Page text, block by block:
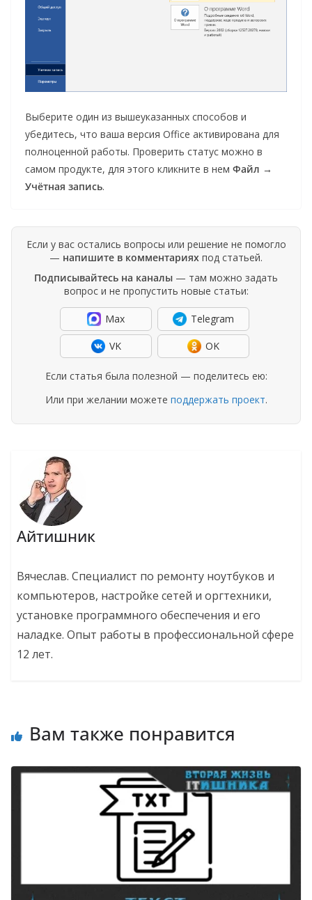
Выберите один из вышеуказанных способов и
убедитесь, что ваша версия Office активирована для
полноценной работы. Проверить статус можно в
самом продукте, для этого кликните в нем Файл →
Учётная запись.
Если у вас остались вопросы или решение не помогло
— напишите в комментариях под статьей.
Подписывайтесь на каналы — там можно задать
вопрос и не пропустить новые статьи:
Max Telegram
VK OK
Если статья была полезной — поделитесь ею:
Или при желании можете поддержать проект.
Айтишник
Вячеслав. Специалист по ремонту ноутбуков и
компьютеров, настройке сетей и оргтехники,
установке программного обеспечения и его
наладке. Опыт работы в профессиональной сфере
12 лет.
Вам также понравится